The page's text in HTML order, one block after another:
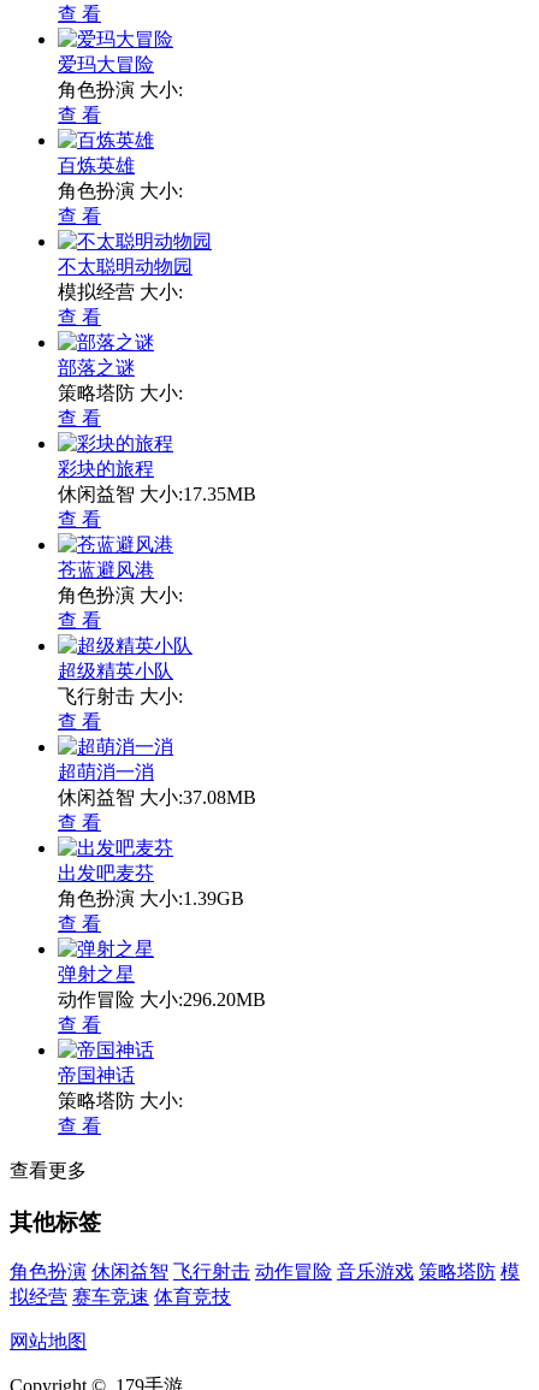
查 看
爱玛大冒险
角色扮演 大小:
查 看
百炼英雄
角色扮演 大小:
查 看
不太聪明动物园
模拟经营 大小:
查 看
部落之谜
策略塔防 大小:
查 看
彩块的旅程
休闲益智 大小:17.35MB
查 看
苍蓝避风港
角色扮演 大小:
查 看
超级精英小队
飞行射击 大小:
查 看
超萌消一消
休闲益智 大小:37.08MB
查 看
出发吧麦芬
角色扮演 大小:1.39GB
查 看
弹射之星
动作冒险 大小:296.20MB
查 看
帝国神话
策略塔防 大小:
查 看
查看更多
其他标签
角色扮演 休闲益智 飞行射击 动作冒险 音乐游戏 策略塔防 模
拟经营 赛车竞速 体育竞技
网站地图